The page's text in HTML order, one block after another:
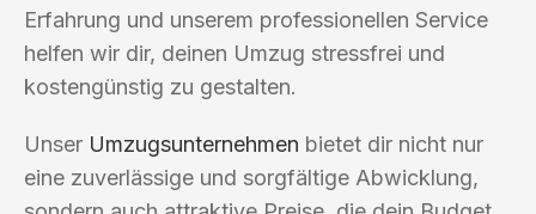
Erfahrung und unserem professionellen Service
helfen wir dir, deinen Umzug stressfrei und
kostengünstig zu gestalten.
Unser Umzugsunternehmen bietet dir nicht nur
eine zuverlässige und sorgfältige Abwicklung,